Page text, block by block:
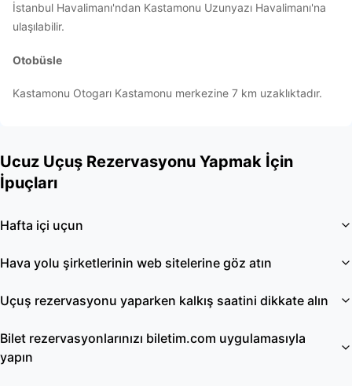
İstanbul Havalimanı'ndan Kastamonu Uzunyazı Havalimanı'na
ulaşılabilir.
Otobüsle
Kastamonu Otogarı Kastamonu merkezine 7 km uzaklıktadır.
Ucuz Uçuş Rezervasyonu Yapmak İçin
İpuçları
Hafta içi uçun
Hava yolu şirketlerinin web sitelerine göz atın
Uçuş rezervasyonu yaparken kalkış saatini dikkate alın
Bilet rezervasyonlarınızı biletim.com uygulamasıyla
yapın